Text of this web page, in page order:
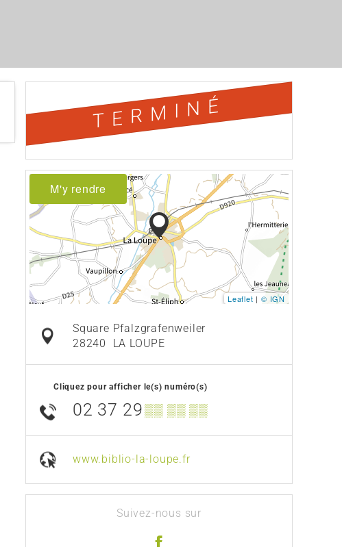
TERMINÉ
M'y rendre
Leaflet | © IGN
Square Pfalzgrafenweiler
28240
LA LOUPE
Cliquez pour afficher le(s) numéro(s)
02 37 29 ▒▒ ▒▒ ▒▒
www.biblio-la-loupe.fr
Suivez-nous sur